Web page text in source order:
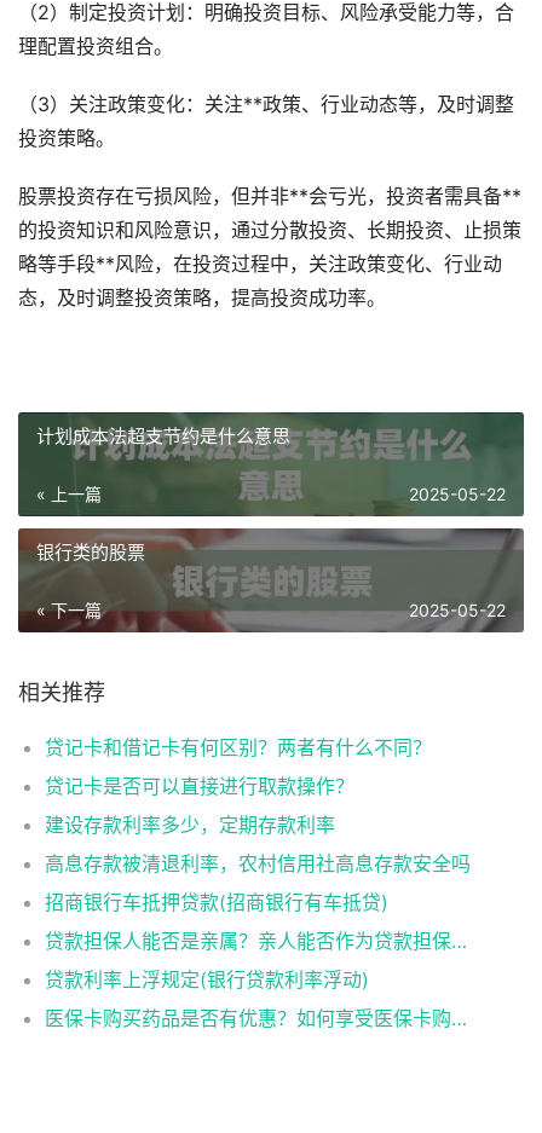
（2）制定投资计划：明确投资目标、风险承受能力等，合
理配置投资组合。
（3）关注政策变化：关注**政策、行业动态等，及时调整
投资策略。
股票投资存在亏损风险，但并非**会亏光，投资者需具备**
的投资知识和风险意识，通过分散投资、长期投资、止损策
略等手段**风险，在投资过程中，关注政策变化、行业动
态，及时调整投资策略，提高投资成功率。
计划成本法超支节约是什么意思
« 上一篇 2025-05-22
银行类的股票
« 下一篇 2025-05-22
相关推荐
贷记卡和借记卡有何区别？两者有什么不同？
贷记卡是否可以直接进行取款操作？
建设存款利率多少，定期存款利率
高息存款被清退利率，农村信用社高息存款安全吗
招商银行车抵押贷款(招商银行有车抵贷)
贷款担保人能否是亲属？亲人能否作为贷款担保人？
贷款利率上浮规定(银行贷款利率浮动)
医保卡购买药品是否有优惠？如何享受医保卡购药优惠？